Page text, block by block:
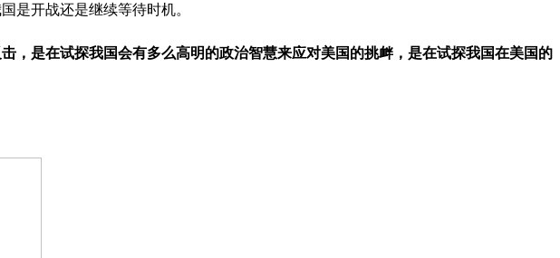
是开战还是继续等待时机。
，是在试探我国会有多么高明的政治智慧来应对美国的挑衅，是在试探我国在美国的